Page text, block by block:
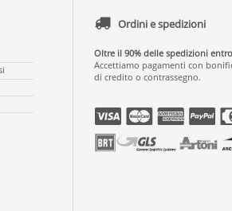
Ordini e spedizioni
Oltre il 90% delle spedizioni
Accettiamo pagamenti con
di credito o contrassegno.